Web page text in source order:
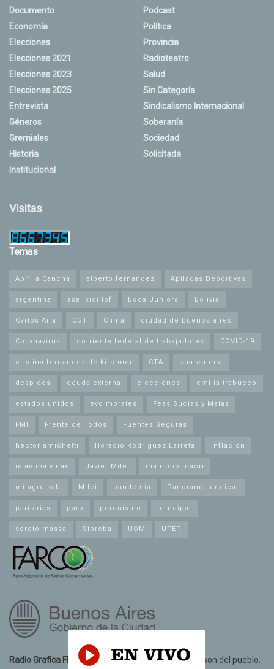
Documento
Economía
Elecciones
Elecciones 2021
Elecciones 2023
Elecciones 2025
Entrevista
Géneros
Gremiales
Historia
Institucional
Podcast
Política
Provincia
Radioteatro
Salud
Sin Categoría
Sindicalismo Internacional
Soberanía
Sociedad
Solicitada
Visitas
Temas
Abrí la Cancha alberto fernandez Apiladas Deportivas
argentina axel kicillof Boca Juniors Bolivia
Carlos Aira CGT China ciudad de buenos aires
Coronavirus corriente federal de trabajadores COVID-19
cristina fernandez de kirchner CTA cuarentena
despidos deuda externa elecciones emilia trabucco
estados unidos evo morales Feas Sucias y Malas
FMI Frente de Todos Fuentes Seguras
hector amichetti Horacio Rodríguez Larreta inflación
islas malvinas Javier Milei mauricio macri
milagro sala Milei pandemia Panorama sindical
paritarias paro peronismo principal
sergio massa Sipreba UOM UTEP
Radio Grafica FM 89.3© 2021. Todos los derechos son del pueblo.